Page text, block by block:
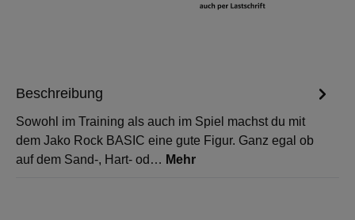
Beschreibung
Sowohl im Training als auch im Spiel machst du mit
dem Jako Rock BASIC eine gute Figur. Ganz egal ob
auf dem Sand-, Hart- od… Mehr